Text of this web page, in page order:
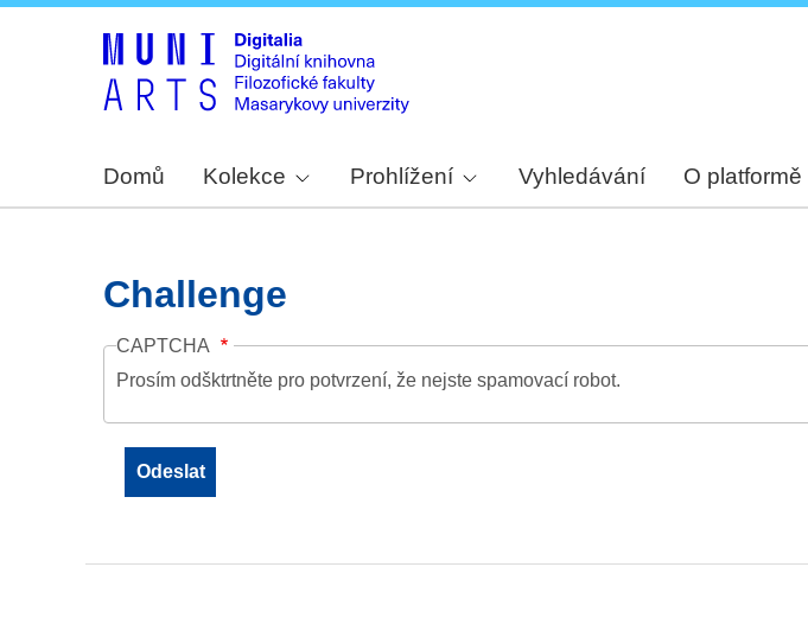
Domů Kolekce Prohlížení Vyhledávání O platformě
Challenge
CAPTCHA
Prosím odšktrtněte pro potvrzení, že nejste spamovací robot.